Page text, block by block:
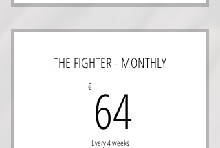
workout, Ladies Rule
Mogelijkheid abo te bevriezen (lees
voorwaarden)
THE FIGHTER - MONTHLY
€ 64
Every 4 weeks